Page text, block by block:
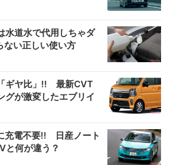
水道水で代用しちゃダ
い正しい使い方
ギヤ比」!! 最新CVT
グが激変したエブリイ
充電不要!! 日産ノート
と何が違う？